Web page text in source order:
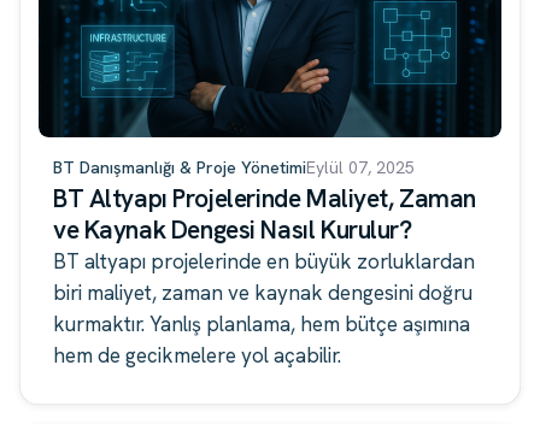
BT Danışmanlığı & Proje YönetimiEylül 07, 2025
BT Altyapı Projelerinde Maliyet, Zaman
ve Kaynak Dengesi Nasıl Kurulur?
BT altyapı projelerinde en büyük zorluklardan
biri maliyet, zaman ve kaynak dengesini doğru
kurmaktır. Yanlış planlama, hem bütçe aşımına
hem de gecikmelere yol açabilir.